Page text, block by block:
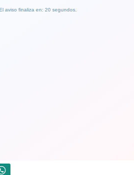
aviso finaliza en: 19 segundos.